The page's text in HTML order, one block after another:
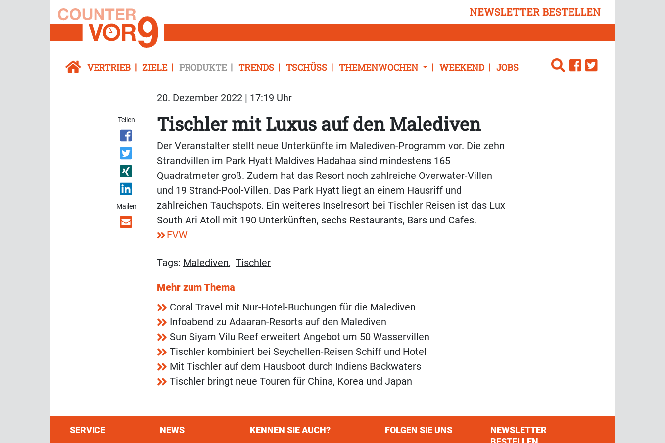
NEWSLETTER BESTELLEN
VERTRIEB ZIELE PRODUKTE TRENDS TSCHÜSS THEMENWOCHEN WEEKEND JOBS
20. Dezember 2022 | 17:19 Uhr
Teilen
Mailen
Tischler mit Luxus auf den Malediven
Der Veranstalter stellt neue Unterkünfte im Malediven-Programm vor. Die zehn
Strandvillen im Park Hyatt Maldives Hadahaa sind mindestens 165
Quadratmeter groß. Zudem hat das Resort noch zahlreiche Overwater-Villen
und 19 Strand-Pool-Villen. Das Park Hyatt liegt an einem Hausriff und
zahlreichen Tauchspots. Ein weiteres Inselresort bei Tischler Reisen ist das Lux
South Ari Atoll mit 190 Unterkünften, sechs Restaurants, Bars und Cafes.
FVW
Tags: Malediven, Tischler
Mehr zum Thema
Coral Travel mit Nur-Hotel-Buchungen für die Malediven
Infoabend zu Adaaran-Resorts auf den Malediven
Sun Siyam Vilu Reef erweitert Angebot um 50 Wasservillen
Tischler kombiniert bei Seychellen-Reisen Schiff und Hotel
Mit Tischler auf dem Hausboot durch Indiens Backwaters
Tischler bringt neue Touren für China, Korea und Japan
SERVICE NEWS KENNEN SIE AUCH? FOLGEN SIE UNS
NEWSLETTER